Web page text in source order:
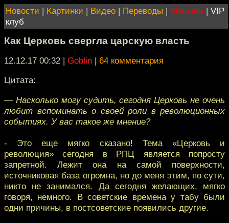
Новости | Картинки | Видео | Переводы | Магазин | VIP
клуб
Как Церковь свергла царскую власть
12.12.17 00:32 | Goblin | 64 комментария
Цитата:
— Насколько могу судить, сегодня Церковь не очень
любит вспоминать о своей роли в революционных
событиях. У вас такое же мнение?
- Это еще мягко сказано! Тема «Церковь и
революция» сегодня в РПЦ является попросту
запретной. Лежит она на самой поверхности,
источниковая база огромна, но до меня этим, по сути,
никто не занимался. Да сегодня желающих, мягко
говоря, немного. В советские времена у табу были
одни причины, в постсоветские появились другие.